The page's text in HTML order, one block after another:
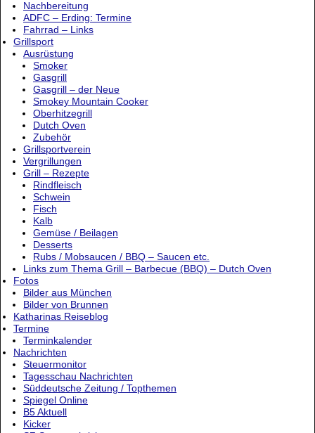
Nachbereitung
ADFC – Erding: Termine
Fahrrad – Links
Grillsport
Ausrüstung
Smoker
Gasgrill
Gasgrill – der Neue
Smokey Mountain Cooker
Oberhitzegrill
Dutch Oven
Zubehör
Grillsportverein
Vergrillungen
Grill – Rezepte
Rindfleisch
Schwein
Fisch
Kalb
Gemüse / Beilagen
Desserts
Rubs / Mobsaucen / BBQ – Saucen etc.
Links zum Thema Grill – Barbecue (BBQ) – Dutch Oven
Fotos
Bilder aus München
Bilder von Brunnen
Katharinas Reiseblog
Termine
Terminkalender
Nachrichten
Steuermonitor
Tagesschau Nachrichten
Süddeutsche Zeitung / Topthemen
Spiegel Online
B5 Aktuell
Kicker